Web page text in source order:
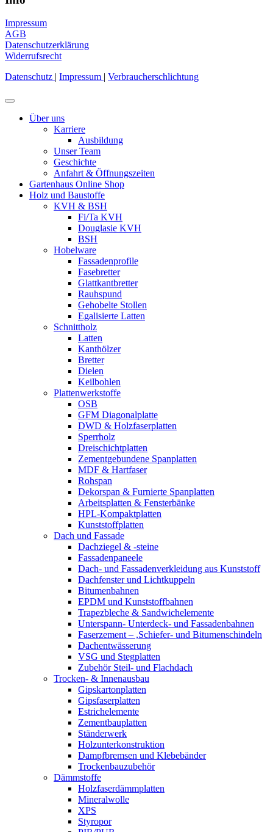
Impressum
AGB
Datenschutzerklärung
Widerrufsrecht
Datenschutz | Impressum | Verbraucherschlichtung
Über uns
Karriere
Ausbildung
Unser Team
Geschichte
Anfahrt & Öffnungszeiten
Gartenhaus Online Shop
Holz und Baustoffe
KVH & BSH
Fi/Ta KVH
Douglasie KVH
BSH
Hobelware
Fassadenprofile
Fasebretter
Glattkantbretter
Rauhspund
Gehobelte Stollen
Egalisierte Latten
Schnittholz
Latten
Kanthölzer
Bretter
Dielen
Keilbohlen
Plattenwerkstoffe
OSB
GFM Diagonalplatte
DWD & Holzfaserplatten
Sperrholz
Dreischichtplatten
Zementgebundene Spanplatten
MDF & Hartfaser
Rohspan
Dekorspan & Furnierte Spanplatten
Arbeitsplatten & Fensterbänke
HPL-Kompaktplatten
Kunststoffplatten
Dach und Fassade
Dachziegel & -steine
Fassadenpaneele
Dach- und Fassadenverkleidung aus Kunststoff
Dachfenster und Lichtkuppeln
Bitumenbahnen
EPDM und Kunststoffbahnen
Trapezbleche & Sandwichelemente
Unterspann- Unterdeck- und Fassadenbahnen
Faserzement – ,Schiefer- und Bitumenschindeln
Dachentwässerung
VSG und Stegplatten
Zubehör Steil- und Flachdach
Trocken- & Innenausbau
Gipskartonplatten
Gipsfaserplatten
Estrichelemente
Zementbauplatten
Ständerwerk
Holzunterkonstruktion
Dampfbremsen und Klebebänder
Trockenbauzubehör
Dämmstoffe
Holzfaserdämmplatten
Mineralwolle
XPS
Styropor